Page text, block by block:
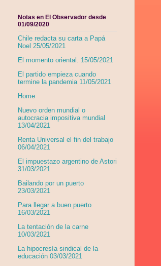
Notas en El Observador desde
01/09/2020
Chile redacta su carta a Papá
Noel 25/05/2021
El momento oriental. 15/05/2021
El partido empieza cuando
termine la pandemia 11/05/2021
Home
Nuevo orden mundial o
autocracia impositiva mundial
13/04/2021
Renta Universal el fin del trabajo
06/04/2021
El impuestazo argentino de Astori
31/03/2021
Bailando por un puerto
23/03/2021
Para llegar a buen puerto
16/03/2021
La tentación de la carne
10/03/2021
La hipocresía sindical de la
educación 03/03/2021